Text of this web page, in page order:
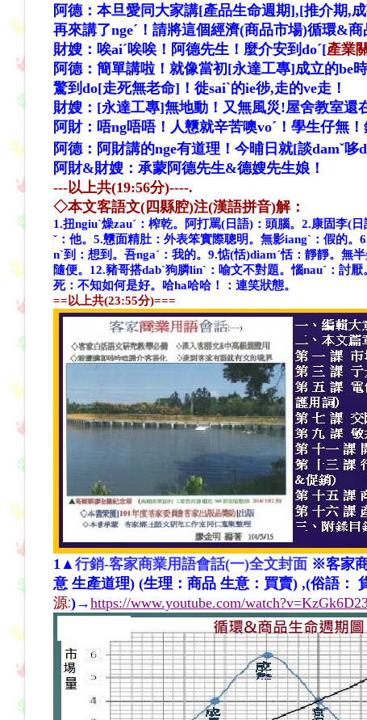
阿德：本旦愛同大家講[產品生命週期],[推介期,
再來講了ngeˊ！請將這個經濟(商品市場)循環&
財嫂：唉aiˊ唉唉！ 阿德先生！麼介安到doˊ[產業
阿德：簡單講啦！就像當初[永達工專]成立的be
驚到do[走死無老命] ！徙saiˋ的ie徏,走的ve走！
財嫂： [永達工專]無地動！又無風災!屋舍教室還
阿財：唔ng唔唔！人戇就辛苦噢voˊ！學生仔無！
阿德： 阿財講的nge有道理 ！今晡日就[談damˇ哆
阿財&財嫂：承蒙阿德先生&德嫂先生娘！
---以上共(19:56分)----.
◇本文客語文(四縣腔)注(漢語拼音)解：
1.扭ngiuˋ燥zauˊ：榨乾。阿打罵(日語)：頭腦。 2.康固李(日
ˇ：他。 5.戇面精肚：外表笨實際聰明。無影iangˋ：假的。
nˋ到：想到。吾ngaˊ：我的。 9.惦(恬)diamˊ恬：靜靜。無半
隨便。 12.豬哥搭dabˋ狗膦linˋ：喻文不對題。惱nauˊ：討厭
死：不知如何是好。哈ha哈哈！：連笑狀態。
==以上共(23:55分)===
1▲ 行銷-客家商業用語會話(一)全文封面 ※客家
意 生產道理) (生理：商品 生意：買賣) ,(俗語：
源:)→https://www.youtube.com/